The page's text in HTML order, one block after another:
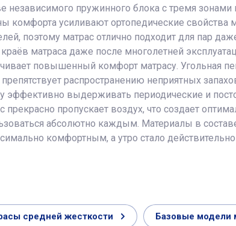
пружинного блока с тремя
усиливают ортопедические свойства
поэтому матрас отлично подходит для пар
матраса даже после многолетней
повышенный комфорт матрасу. Угольная
распространению неприятных
эффективно выдерживать периодические и
пропускает воздух, что создает
абсолютно каждым. Материалы в
комфортным, а утро стало
средней жесткости Базовые модели